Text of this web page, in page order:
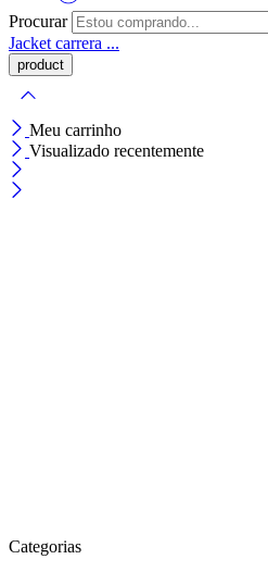
Procurar
Jacket carrera ...
Meu carrinho
Visualizado recentemente
Categorias